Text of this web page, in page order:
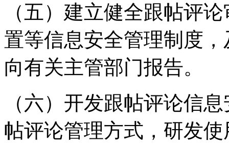
（五）建立健全跟帖评
置等信息安全管理制度
向有关主管部门报告。
（六）开发跟帖评论信
帖评论管理方式，研发